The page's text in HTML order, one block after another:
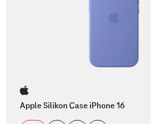
Apple Silikon Case iPhone 16